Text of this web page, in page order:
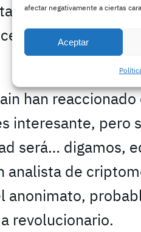
afectar negativamente a ciertas
Aceptar
de Canal Red,
más detalles
han reaccionado
interesante, pero
será… digamos,
analista de
anonimato,
revolucionario.